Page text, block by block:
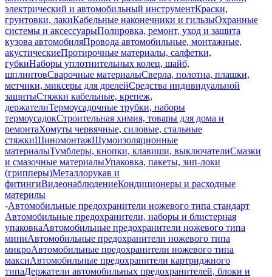
электрический и автомобильный инструментКраски,
грунтовки, лакиКабельные наконечники и гильзыОхранные
системы и аксессуарыПолировка, ремонт, уход и защита
кузова автомобиляПровода автомобильные, монтажные,
акустическиеПротирочные материалы, салфетки,
губкиНаборы уплотнительных колец, шайб,
шплинтовСварочные материалыСверла, полотна, плашки,
метчики, миксеры для дрелейСредства индивидуальной
защитыСтяжки кабельные, крепеж,
держателиТермоусадочные трубки, наборы
термоусадокСтроительная химия, товары для дома и
ремонтаХомуты червячные, силовые, стальные
стяжкиШиномонтажШумоизоляционные
материалыТумблеры, кнопки, клавиши, выключателиСмазки
и смазочные материалыУпаковка, пакеты, зип-локи
(грипперы)Металлорукав и
фитингиВидеонаблюдениеКондиционеры и расходные
материлы
-Автомобильные предохранители ножевого типа стандарт
Автомобильные предохранители, наборы и блистерная
упаковкаАвтомобильные предохранители ножевого типа
миниАвтомобильные предохранители ножевого типа
микроАвтомобильные предохранители ножевого типа
максиАвтомобильные предохранители картриджного
типаДержатели автомобильных предохранителей, блоки и